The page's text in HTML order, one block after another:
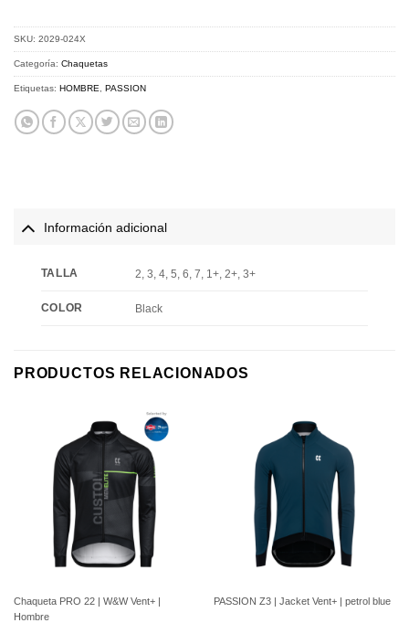
SKU: 2029-024X
Categoría: Chaquetas
Etiquetas: HOMBRE PASSION
Información adicional
TALLA 2, 3, 4, 5, 6, 7, 1+, 2+, 3+
COLOR Black
PRODUCTOS RELACIONADOS
Chaqueta PRO 22 | W&W Vent+ |
Hombre
PASSION Z3 | Jacket Vent+ | petrol blue